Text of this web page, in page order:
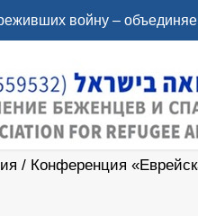
войну –
/ Конференция